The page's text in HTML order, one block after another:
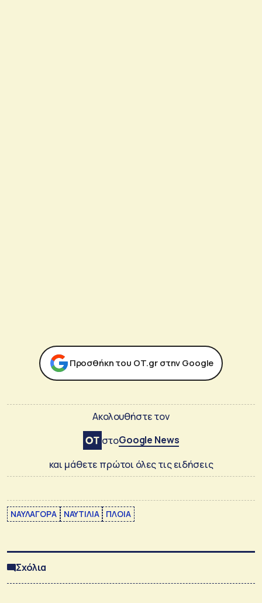
Προσθήκη του ΟΤ.gr στην Google
Ακολουθήστε τον
στοGoogle News
και μάθετε πρώτοι όλες τις ειδήσεις
ΝΑΥΛΑΓΟΡΑ ΝΑΥΤΙΛΙΑ ΠΛΟΙΑ
Σχόλια